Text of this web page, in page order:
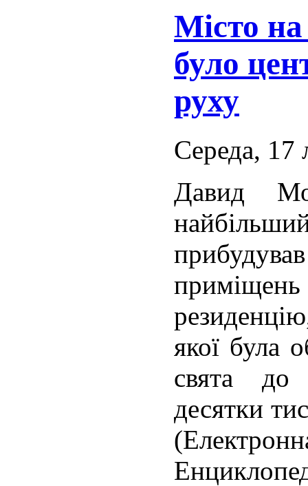
Місто на
було
руху
Середа, 17
Давид
якої була
свята до
десятки